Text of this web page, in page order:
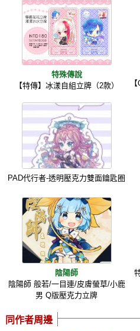
特殊傳說
【特傳】冰漾自組立牌（2款）
PAD代行者-透明壓克力雙面鑰匙圈
陰陽師
陰陽師 般若/一目連/皮膚螢草/小鹿
男 Q版壓克力立牌
同作者周邊